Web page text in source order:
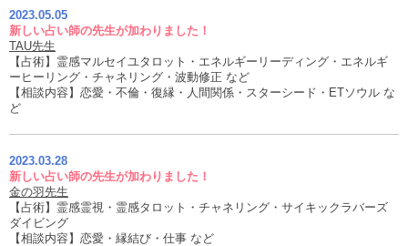
2023.05.05
新しい占い師の先生が加わりました！
TAU先生
【占術】霊感マルセイユタロット・エネルギーリーディング・エネルギ
ーヒーリング・チャネリング・波動修正 など
【相談内容】恋愛・不倫・復縁・人間関係・スターシード・ETソウル な
ど
2023.03.28
新しい占い師の先生が加わりました！
金の羽先生
【占術】霊感霊視・霊感タロット・チャネリング・サイキックラバーズ
ダイビング
【相談内容】恋愛・縁結び・仕事 など